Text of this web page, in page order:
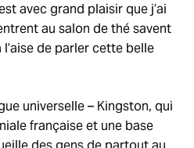
avec grand plaisir que j’ai
au salon de thé savent
l’aise de parler cette belle
universelle – Kingston, qui
française et une base